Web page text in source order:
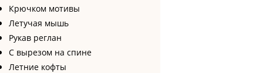
Крючком мотивы
Летучая мышь
Рукав реглан
С вырезом на спине
Летние кофты